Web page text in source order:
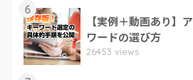
6
【実例＋動画あり】
ワードの選び方
26453 views